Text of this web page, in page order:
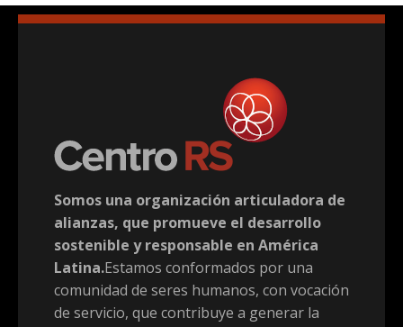
Somos una organización articuladora de
alianzas, que promueve el desarrollo
sostenible y responsable en América
Latina.Estamos conformados por una
comunidad de seres humanos, con vocación
de servicio, que contribuye a generar la